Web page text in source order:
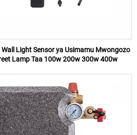
Light Sensor ya Usimamu Mwongozo
Lamp Taa 100w 200w 300w 400w